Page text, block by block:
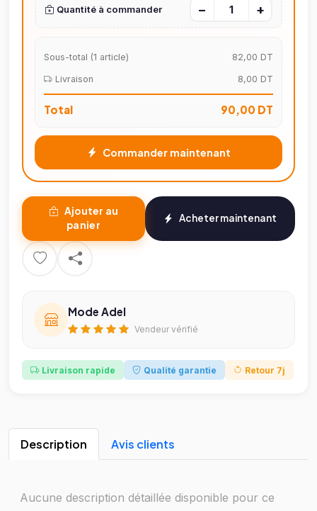
Quantité à commander − +
Sous-total (1 article) 82,00 DT
Livraison 8,00 DT
Total 90,00 DT
Commander maintenant
Ajouter au
panier
Acheter maintenant
Mode Adel
Vendeur vérifié
Livraison rapide Qualité garantie Retour 7j
Description Avis clients
Aucune description détaillée disponible pour ce